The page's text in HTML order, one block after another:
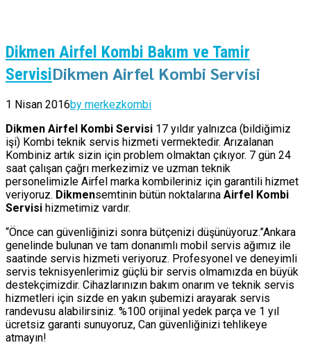
Dikmen Airfel Kombi Bakım ve Tamir
ServisiDikmen Airfel Kombi Servisi
1 Nisan 2016by merkezkombi
Dikmen Airfel Kombi Servisi 17 yıldır yalnızca (bildiğimiz
işi) Kombi teknik servis hizmeti vermektedir. Arızalanan
Kombiniz artık sizin için problem olmaktan çıkıyor. 7 gün 24
saat çalışan çağrı merkezimiz ve uzman teknik
personelimizle Airfel marka kombileriniz için garantili hizmet
veriyoruz. Dikmensemtinin bütün noktalarına Airfel Kombi
Servisi hizmetimiz vardır.
“Önce can güvenliğinizi sonra bütçenizi düşünüyoruz.”Ankara
genelinde bulunan ve tam donanımlı mobil servis ağımız ile
saatinde servis hizmeti veriyoruz. Profesyonel ve deneyimli
servis teknisyenlerimiz güçlü bir servis olmamızda en büyük
destekçimizdir. Cihazlarınızın bakım onarım ve teknik servis
hizmetleri için sizde en yakın şubemizi arayarak servis
randevusu alabilirsiniz. %100 orijinal yedek parça ve 1 yıl
ücretsiz garanti sunuyoruz, Can güvenliğinizi tehlikeye
atmayın!